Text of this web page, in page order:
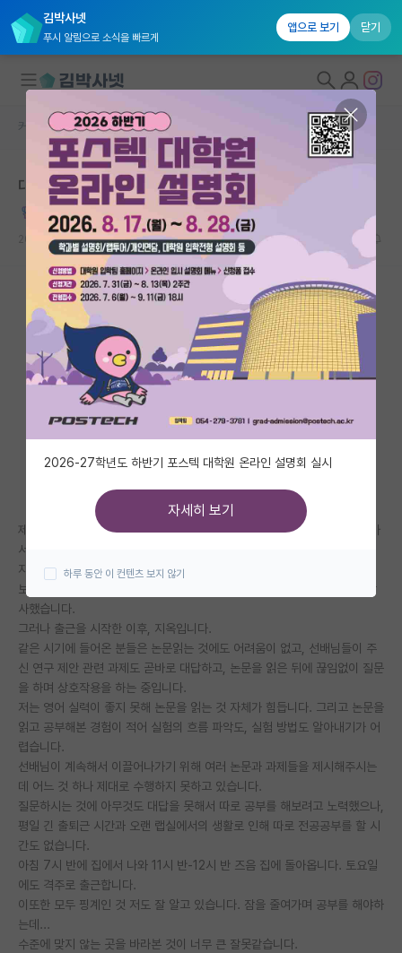
김박사넷
푸시 알림으로 소식을 빠르게
앱으로 보기 닫기
대학원생 모집
국내대학원 정보
연구실&오픈랩
커뮤니티
커뮤니티 홈
전체글보기
베스트 게시판
IF 명예의전당
자유 게시판(아무개랩)
미국 유학 게시판
미국 대학원 합격 후기 게시판
대학원 합격 후기 게시판
연구실(PI) 홍보 게시판
석박사 채용 정보 게시판
임용 정보 게시판
학부 인턴 게시판
취업 게시판
임용 후기 게시판
PI 전용 게시판
인문사회 계열 게시판
특수/전문대학원 게시판
반도체/AI 게시판
커뮤니티 홈 자유 게시판(아무개랩)
대학원 수준이 너무 높아서 힘듭니다
건강한 아담 스미스
2025.01.13 52 75091
제목에서 적은 바 그대로, 제가 진학하려고 하는 대학원의 수준이 너무 높아
서 힘듭니다.
지방대에서 운이 좋게 성적을 잘 받았는데, 현재 지도교수님께서 이를 높게
보시고 랩에 들어와 같이 연구하면 좋겠다고 말씀을 해주셨습니다. 정말 감
사했습니다.
그러나 출근을 시작한 이후, 지옥입니다.
같은 시기에 들어온 분들은 논문읽는 것에도 어려움이 없고, 선배님들이 주
신 연구 제안 관련 과제도 곧바로 대답하고, 논문을 읽은 뒤에 끊임없이 질문
을 하며 상호작용을 하는 중입니다.
저는 영어 실력이 좋지 못해 논문을 읽는 것 자체가 힘듭니다. 그리고 논문을
읽고 공부해본 경험이 적어 실험의 흐름 파악도, 실험 방법도 알아내기가 어
렵습니다.
선배님이 계속해서 이끌어나가기 위해 여러 논문과 과제들을 제시해주시는
데 어느 것 하나 제대로 수행하지 못하고 있습니다.
질문하시는 것에 아무것도 대답을 못해서 따로 공부를 해보려고 노력했으나,
평일 긴 출퇴근 시간과 오랜 랩실에서의 생활로 인해 따로 전공공부를 할 시
간도 없습니다.
아침 7시 반에 집에서 나와 11시 반-12시 반 즈음 집에 돌아옵니다. 토요일
에도 격주로 출근합니다.
이또한 모두 핑계인 것 저도 잘 알고 있습니다. 잠을 줄여가며 공부를 해야하
는데...
수준에 맞지 않는 곳을 바라본 것이 너무 큰 잘못같습니다.
2026-27학년도 하반기 포스텍 대학원 온라인 설명회 실시
자세히 보기
하루 동안 이 컨텐츠 보지 않기